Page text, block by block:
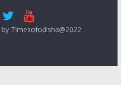
Timesofodisha@2022